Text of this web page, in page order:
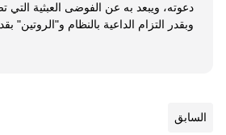
دعوته، ويبعد به عن الفوضى العبثية التي
وبقدر التزام الداعية بالنظام و"الروتين"
بدعوته إلى بر الأمان، بخلاف الداعية
السابق